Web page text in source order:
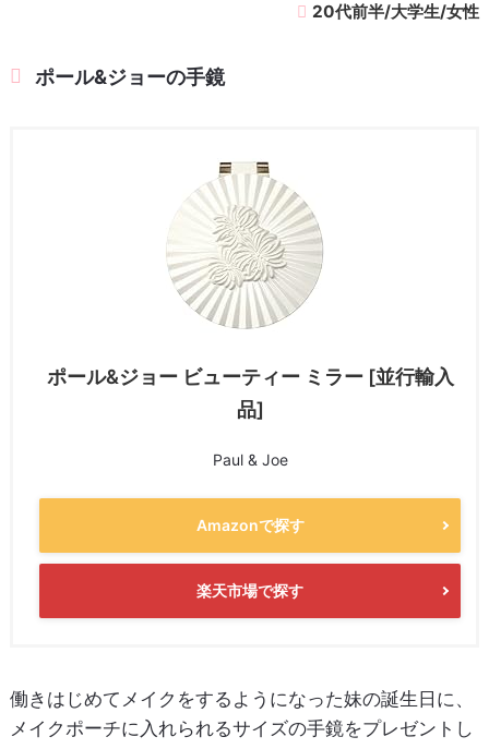
20代前半/大学生/女性
ポール&ジョーの手鏡
ポール&ジョー ビューティー ミラー [並行輸入
品]
Paul & Joe
Amazonで探す
楽天市場で探す
働きはじめてメイクをするようになった妹の誕生日に、
メイクポーチに入れられるサイズの手鏡をプレゼントし